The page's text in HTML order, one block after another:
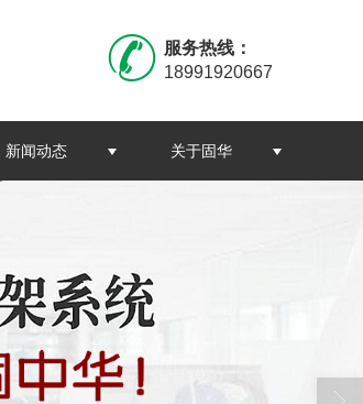
服务热线：
18991920667
新闻动态 关于固华